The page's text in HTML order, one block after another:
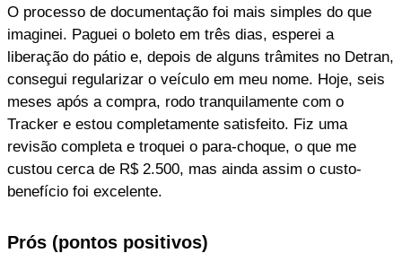
O processo de documentação foi mais simples do que
imaginei. Paguei o boleto em três dias, esperei a
liberação do pátio e, depois de alguns trâmites no Detran,
consegui regularizar o veículo em meu nome. Hoje, seis
meses após a compra, rodo tranquilamente com o
Tracker e estou completamente satisfeito. Fiz uma
revisão completa e troquei o para-choque, o que me
custou cerca de R$ 2.500, mas ainda assim o custo-
benefício foi excelente.
Prós (pontos positivos)